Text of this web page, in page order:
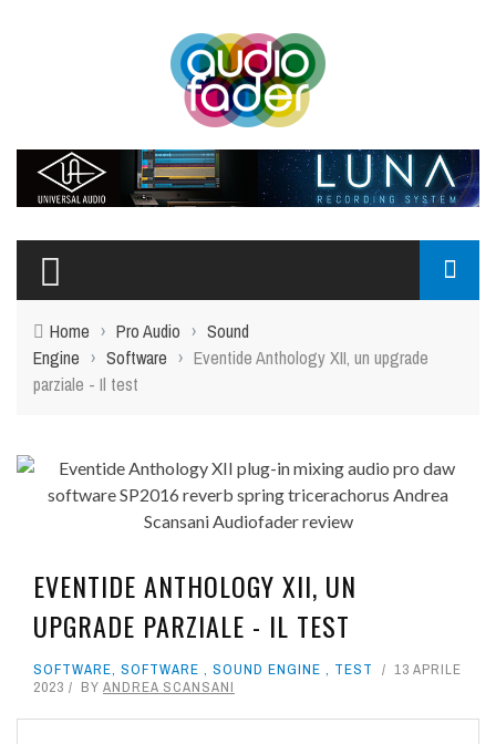
Home › Pro Audio › Sound
Engine › Software › Eventide Anthology XII, un upgrade
parziale - Il test
EVENTIDE ANTHOLOGY XII, UN
UPGRADE PARZIALE - IL TEST
SOFTWARE, SOFTWARE , SOUND ENGINE , TEST
13 APRILE
2023
BY ANDREA SCANSANI